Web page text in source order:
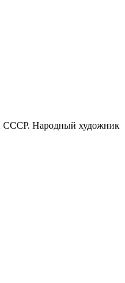
СССР. Народный художник